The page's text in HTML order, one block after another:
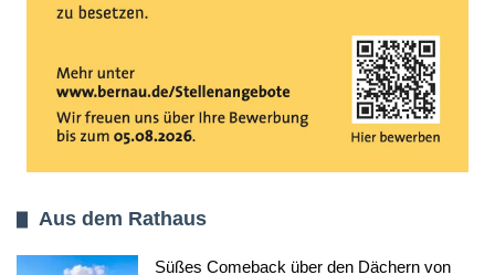
Aus dem Rathaus
Süßes Comeback über den Dächern von